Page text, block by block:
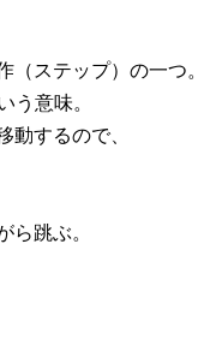
（ステップ）の一つ。
う意味。
動するので、
ら跳ぶ。